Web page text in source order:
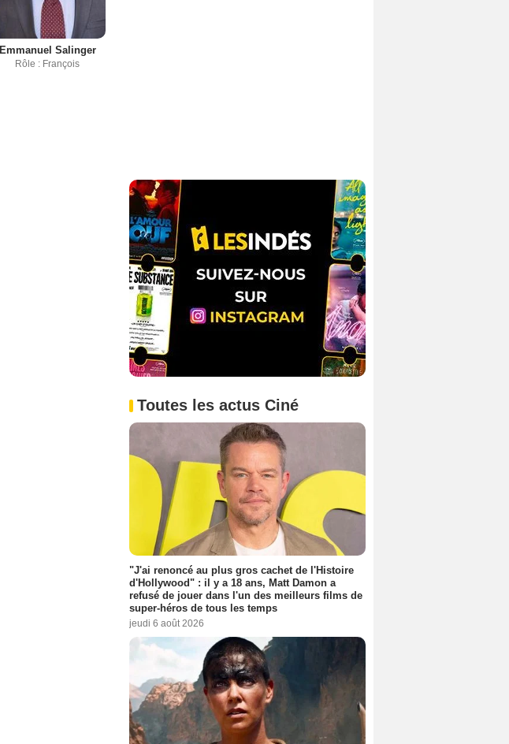
Emmanuel Salinger
Rôle : François
Toutes les actus Ciné
"J'ai renoncé au plus gros cachet de l'Histoire
d'Hollywood" : il y a 18 ans, Matt Damon a
refusé de jouer dans l'un des meilleurs films de
super-héros de tous les temps
jeudi 6 août 2026